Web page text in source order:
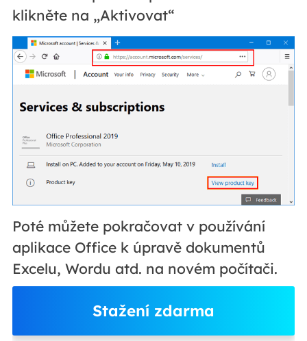
klikněte na „Aktivovat“
Poté můžete pokračovat v používání
aplikace Office k úpravě dokumentů
Excelu, Wordu atd. na novém počítači.
Stažení zdarma